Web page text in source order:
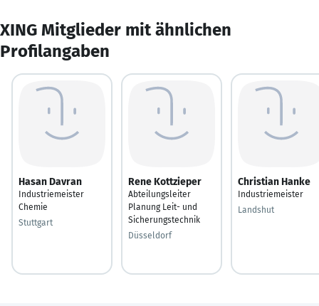
XING Mitglieder mit ähnlichen
Profilangaben
Hasan Davran
Industriemeister
Chemie
Stuttgart
Rene Kottzieper
Abteilungsleiter
Planung Leit- und
Sicherungstechnik
Düsseldorf
Christian Hanke
Industriemeister
Landshut